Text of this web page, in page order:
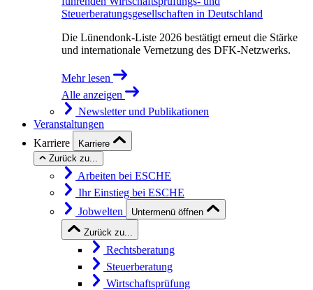
Steuerberatungsgesellschaften in Deutschland
Die Lünendonk-Liste 2026 bestätigt erneut die Stärke
und internationale Vernetzung des DFK-Netzwerks.
Mehr lesen
Alle anzeigen
Newsletter und Publikationen
Veranstaltungen
Karriere
Karriere
Zurück zu...
Arbeiten bei ESCHE
Ihr Einstieg bei ESCHE
Jobwelten
Untermenü öffnen
Zurück zu...
Rechtsberatung
Steuerberatung
Wirtschaftsprüfung